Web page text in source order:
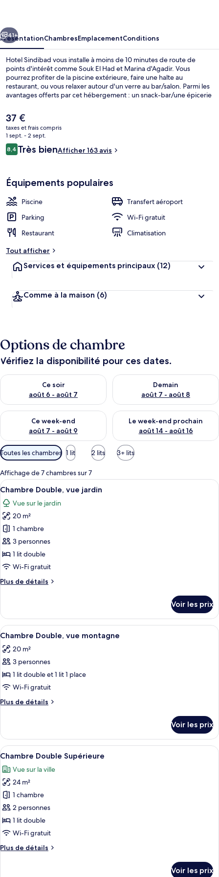
Suivant
41+
PrésentationChambresEmplacementConditions
Hotel Sindibad vous installe à moins de 10 minutes de route de
points d'intérêt comme Souk El Had et Marina d'Agadir. Vous
pourrez profiter de la piscine extérieure, faire une halte au
restaurant, ou vous relaxer autour d'un verre au bar/salon. Parmi les
avantages offerts par cet hébergement : un snack-bar/une épicerie
attentionné.
Le
prix
actuel
est
de
37 €
taxes et frais compris
1 sept. - 2 sept.
Avis
voyageurs
8,48,4 sur 10
Très bienAfficher 163 avis
Équipements populaires
Piscine
Transfert aéroport
Parking
Wi-Fi gratuit
Restaurant
Climatisation
Tout afficher
Services et équipements principaux (12)
Comme à la maison (6)
Options de chambre
Vérifiez la disponibilité pour ces dates.
Ce soir
août 6 - août 7
Vérifier la disponibilité pour ce soir août 6 - août 7
Demain
août 7 - août 8
Vérifier la disponibilité pour
Ce week-end
août 7 - août 9
Vérifier la disponibilité pour ce week-end août 7 - août 9
Le week-end prochain
août 14 - août 16
Vérifier la disponibilité pour
Filtres
disponibles
pour
les
chambres
Toutes les chambres 1 lit 2 lits 3+ lits
Affichage de 7 chambres sur 7
Afficher
toutes
les
photos
pour
ce
type
de
chambre :
Chambre
jardin
Une chambre d’hôtel avec deux
6
Chambre Double, vue jardin
Vue sur le jardin
20 m²
1 chambre
3 personnes
1 lit double
Wi-Fi gratuit
Plus de détails
Plus
le
type
de
Chambre
Double,
jardin
Voir les prix
Afficher
toutes
les
photos
pour
ce
type
de
Chambre
Double,
vue
montagne
Un lit bien fait, recouvert d’une
5
Chambre Double, vue montagne
20 m²
3 personnes
1 lit double et 1 lit 1 place
Wi-Fi gratuit
Plus de détails
Plus
le
type
de
Chambre
Double,
vue
montagne
Voir les prix
Afficher
toutes
les
photos
pour
ce
type
de
chambre :
Chambre
Une chambre d’hôtel avec un lit,
5
Chambre Double Supérieure
Vue sur la ville
24 m²
1 chambre
2 personnes
1 lit double
Wi-Fi gratuit
Plus de détails
Plus
Voir les prix